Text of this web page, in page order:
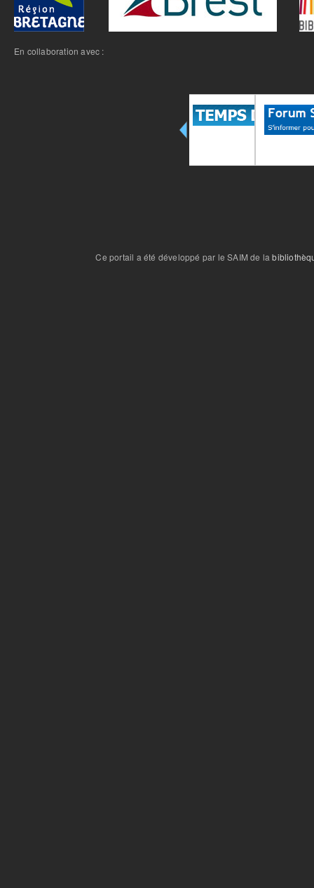
En collaboration avec :
Ce portail a été développé par le SAIM de la